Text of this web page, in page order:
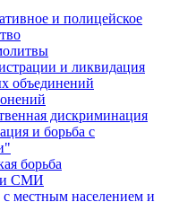
и полицейское
и ликвидация
объединений
дискриминация
и борьба с
борьба
и СМИ
местным населением и